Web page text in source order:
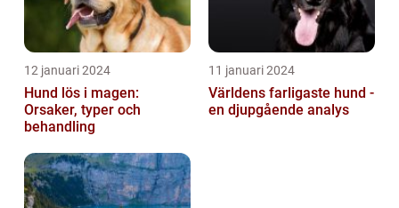
12 januari 2024
Hund lös i magen:
Orsaker, typer och
behandling
11 januari 2024
Världens farligaste hund -
en djupgående analys